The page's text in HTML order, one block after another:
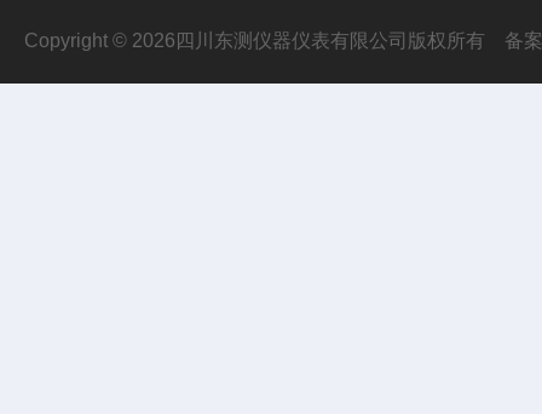
Copyright © 2026四川东测仪器仪表有限公司版权所有 备